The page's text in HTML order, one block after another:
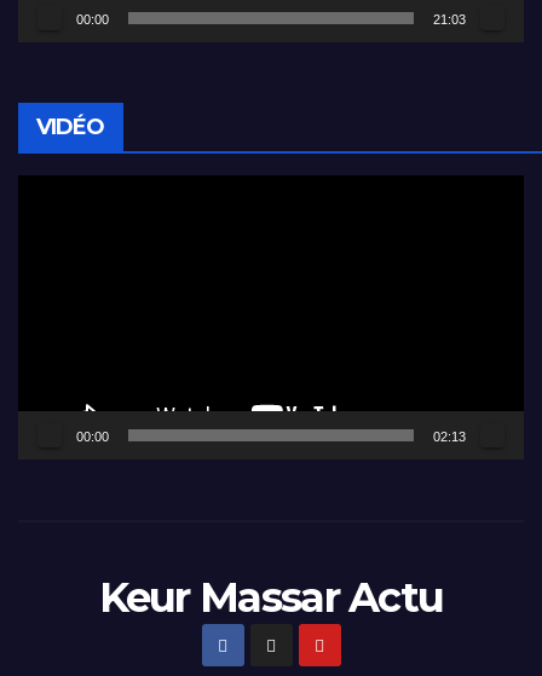
00:00 21:03
VIDÉO
00:00 02:13
Keur Massar Actu